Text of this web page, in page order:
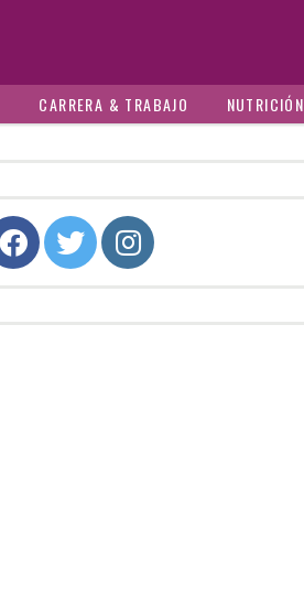
CARRERA & TRABAJO NUTRICIÓN